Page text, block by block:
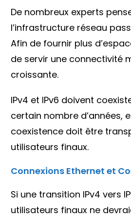
De nombreux experts
l’infrastructure réseau
Afin de fournir plus
de servir une connectivité
croissante.
IPv4 et IPv6 doivent
certain nombre d’années,
coexistence doit être
utilisateurs finaux.
Connexions Ethernet et
Si une transition IPv4 vers
utilisateurs finaux ne